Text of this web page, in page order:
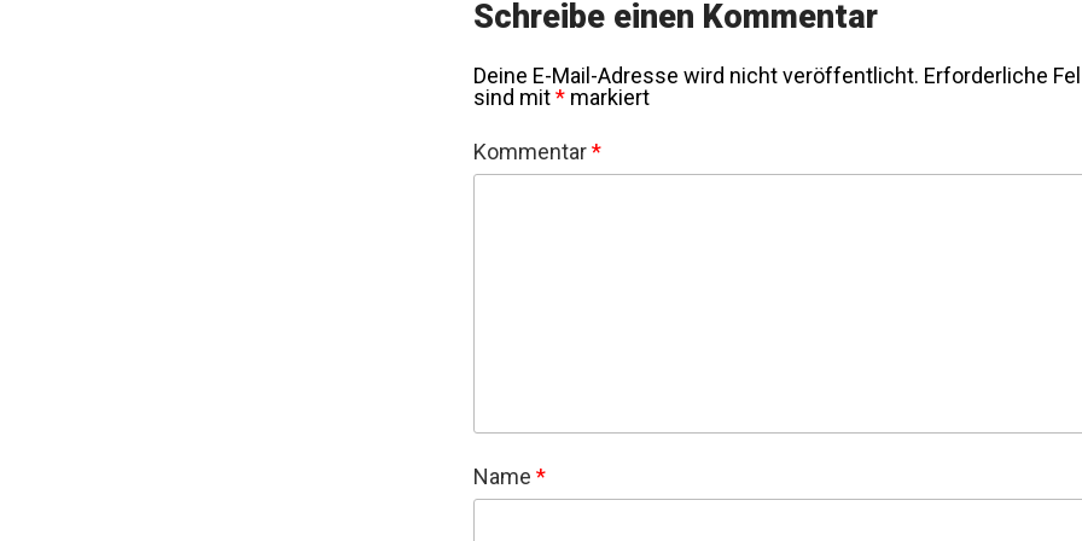
Schreibe einen Kommentar
Deine E-Mail-Adresse wird nicht veröffentlicht. Erforderliche
sind mit* markiert
Kommentar*
Name *